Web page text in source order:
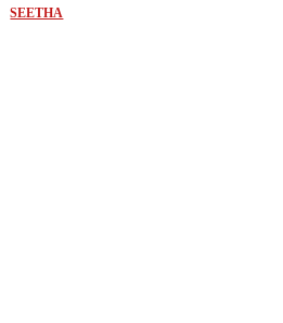
கின்னஸ் சாதனை படைத்த பிரிட்டன்
SEETHA